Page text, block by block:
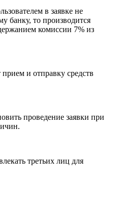
в заявке не
банку, то производится
комиссии 7% из
и отправку средств
проведение заявки при
третьих лиц для